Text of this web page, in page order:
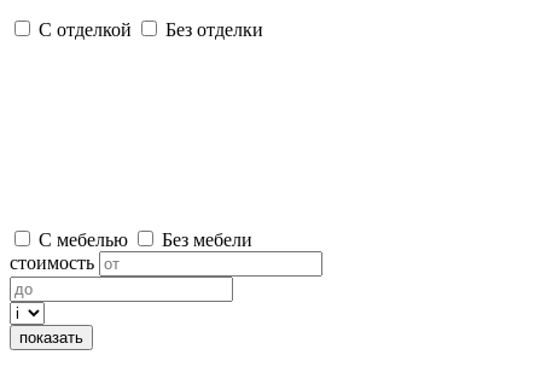
С отделкой Без отделки
С мебелью
Без мебели
стоимость
показать